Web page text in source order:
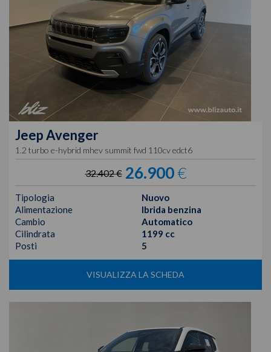
JeepAvenger
1.2 turbo e-hybrid mhev summit fwd 110cv edct6
32.402 € 26.900€
Tipologia
Nuovo
Alimentazione
Ibrida benzina
Cambio
Automatico
Cilindrata
1199 cc
Posti
5
VISUALIZZA LA SCHEDA